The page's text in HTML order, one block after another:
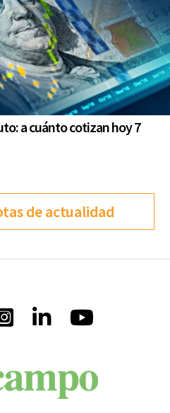
a cuánto cotizan hoy 7
de actualidad